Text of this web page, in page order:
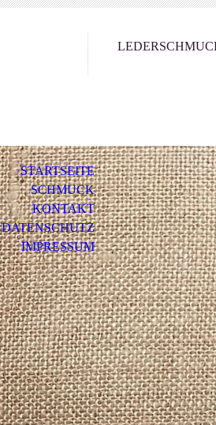
STARTSEITE
SCHMUCK
KONTAKT
DATENSCHUTZ
IMPRESSUM